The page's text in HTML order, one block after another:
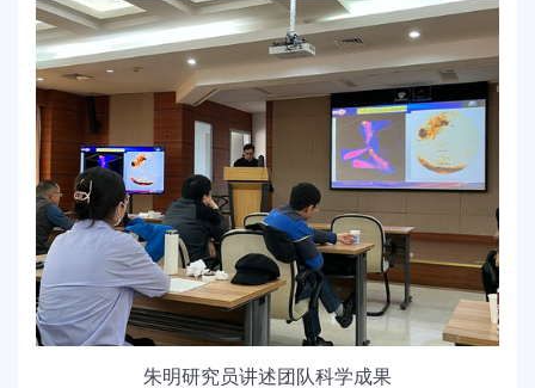
朱明研究员讲述团队科学成果